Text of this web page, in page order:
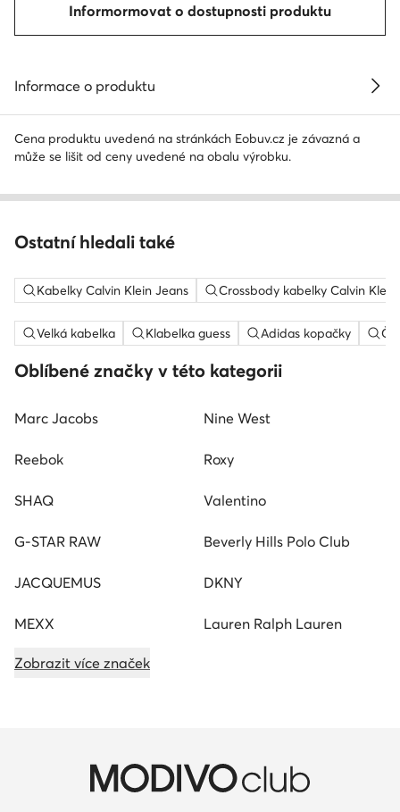
Informormovat o dostupnosti produktu
Informace o produktu
Cena produktu uvedená na stránkách Eobuv.cz je závazná a
může se lišit od ceny uvedené na obalu výrobku.
Ostatní hledali také
Kabelky Calvin Klein Jeans Crossbody kabelky Calvin Klein
Velká kabelka Klabelka guess Adidas kopačky
Oblíbené značky v této kategorii
Marc Jacobs Nine West
Reebok Roxy
SHAQ Valentino
G-STAR RAW Beverly Hills Polo Club
JACQUEMUS DKNY
MEXX Lauren Ralph Lauren
Zobrazit více značek